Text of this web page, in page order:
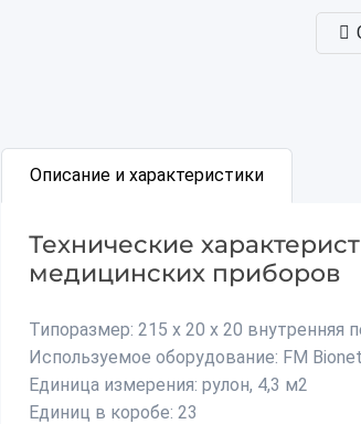
Описание и характеристики
Технические
медицинских приборов
Типоразмер: 215 х 20 х 20 внутренняя
Используемое оборудование: FM
Единица измерения: рулон, 4,3 м2
Единиц в коробе: 23